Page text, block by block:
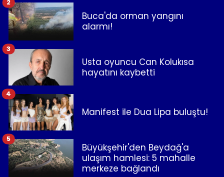
Buca'da orman yangını
alarmı!
2
Usta oyuncu Can Kolukısa
hayatını kaybetti
3
Manifest ile Dua Lipa buluştu!
4
Büyükşehir'den Beydağ'a
ulaşım hamlesi: 5 mahalle
merkeze bağlandı
5